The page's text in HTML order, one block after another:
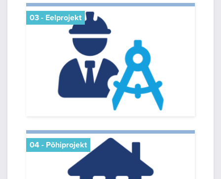
03 - Eelprojekt
04 - Põhiprojekt